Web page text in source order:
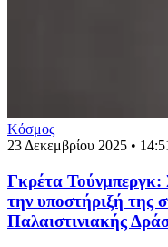
Κόσμος
23 Δεκεμβρίου 2025 •
Γκρέτα Τούνμπεργκ:
την υποστήριξή της
Παλαιστινιακής